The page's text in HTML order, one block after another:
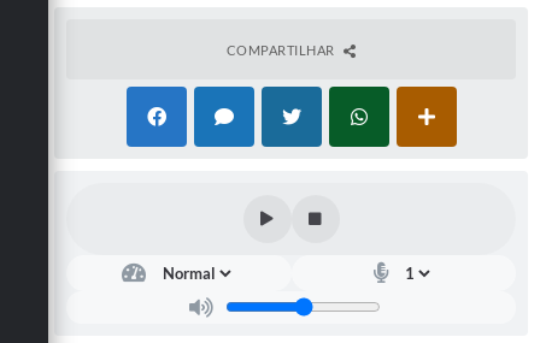
COMPARTILHAR